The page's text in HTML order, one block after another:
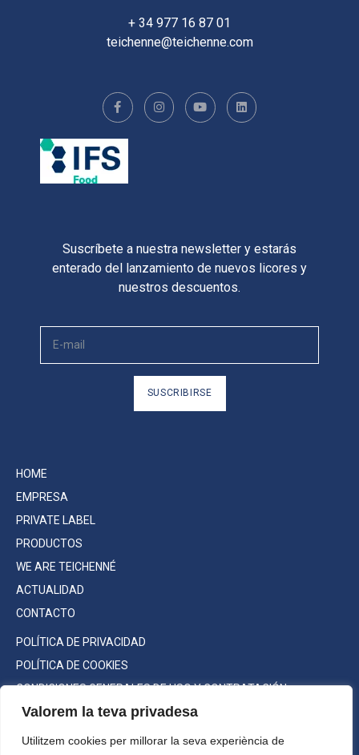
Valorem la teva privadesa
Utilitzem cookies per millorar la seva experiència de
HOME
EMPRESA
PRIVATE LABEL
PRODUCTOS
WE ARE TEICHENNÉ
ACTUALIDAD
CONTACTO
POLÍTICA DE PRIVACIDAD
POLÍTICA DE COOKIES
CONDICIONES GENERALES DE USO Y CONTRATACIÓN
+ 34 977 16 87 01
teichenne@teichenne.com
Suscríbete a nuestra newsletter y estarás
enterado del lanzamiento de nuevos licores y
nuestros descuentos.
SUSCRIBIRSE